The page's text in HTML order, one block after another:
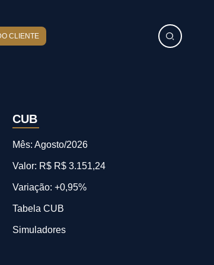
CLIENTE
CUB
Mês: Agosto/2026
Valor: R$ R$ 3.151,24
Variação: +0,95%
Tabela CUB
Simuladores